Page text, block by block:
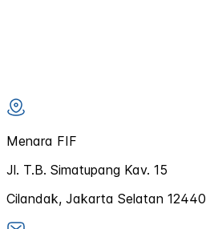
Menara FIF
Jl. T.B. Simatupang Kav. 15
Cilandak, Jakarta Selatan 12440